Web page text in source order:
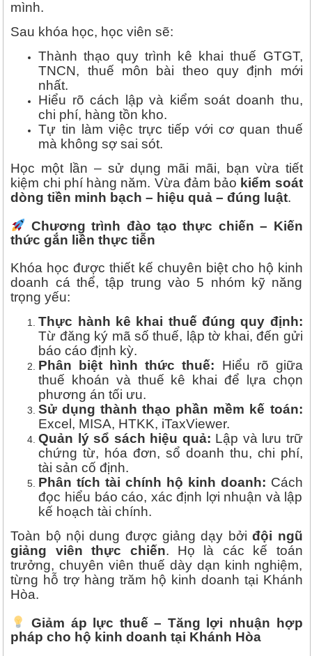
mình.
Sau khóa học, học viên sẽ:
Thành thạo quy trình kê khai thuế GTGT,
TNCN, thuế môn bài theo quy định mới
nhất.
Hiểu rõ cách lập và kiểm soát doanh thu,
chi phí, hàng tồn kho.
Tự tin làm việc trực tiếp với cơ quan thuế
mà không sợ sai sót.
Học một lần – sử dụng mãi mãi, bạn vừa tiết
kiệm chi phí hàng năm. Vừa đảm bảo kiểm soát
dòng tiền minh bạch – hiệu quả – đúng luật.
Chương trình đào tạo thực chiến – Kiến
thức gắn liền thực tiễn
Khóa học được thiết kế chuyên biệt cho hộ kinh
doanh cá thể, tập trung vào 5 nhóm kỹ năng
trọng yếu:
Thực hành kê khai thuế đúng quy định:
Từ đăng ký mã số thuế, lập tờ khai, đến gửi
báo cáo định kỳ.
Phân biệt hình thức thuế: Hiểu rõ giữa
thuế khoán và thuế kê khai để lựa chọn
phương án tối ưu.
Sử dụng thành thạo phần mềm kế toán:
Excel, MISA, HTKK, iTaxViewer.
Quản lý sổ sách hiệu quả: Lập và lưu trữ
chứng từ, hóa đơn, sổ doanh thu, chi phí,
tài sản cố định.
Phân tích tài chính hộ kinh doanh: Cách
đọc hiểu báo cáo, xác định lợi nhuận và lập
kế hoạch tài chính.
Toàn bộ nội dung được giảng dạy bởiđội ngũ
giảng viên thực chiến. Họ là các kế toán
trưởng, chuyên viên thuế dày dạn kinh nghiệm,
từng hỗ trợ hàng trăm hộ kinh doanh tại Khánh
Hòa.
Giảm áp lực thuế – Tăng lợi nhuận hợp
pháp cho hộ kinh doanh tại Khánh Hòa